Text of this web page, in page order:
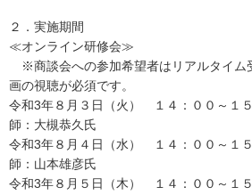
２．実施期間
≪オンライン研修会≫
※商談会への参加希望者はリアルタイム
画の視聴が必須です。
令和3年８月３日（火） １４：００～
師：大槻恭久氏
令和3年８月４日（水） １４：００～
師：山本雄彦氏
令和3年８月５日（木） １４：００～